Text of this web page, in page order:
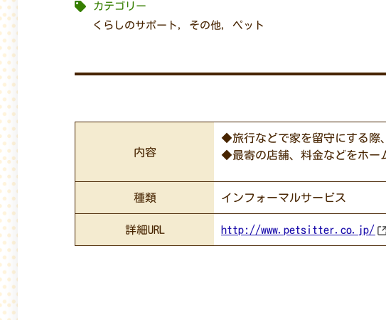
カテゴリー
くらしのサポート, その他, ペット
内容
◆旅行などで家を留守にする際
◆最寄の店舗、料金などをホー
種類 インフォーマルサービス
詳細URL http://www.petsitter.co.jp/